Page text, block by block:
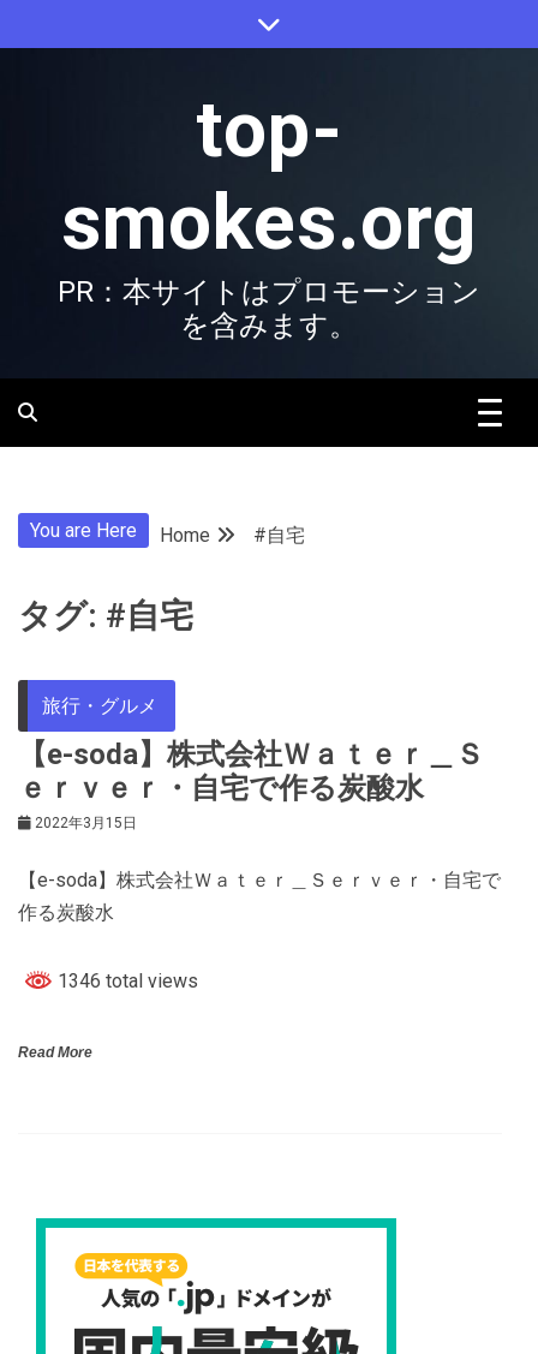
to
top-
smokes.org
PR：本サイトはプロモーション
を含みます。
You are Here Home #自宅
タグ: #自宅
旅行・グルメ
【e-soda】株式会社Ｗａｔｅｒ＿Ｓ
ｅｒｖｅｒ・自宅で作る炭酸水
2022年3月15日
【e-soda】株式会社Ｗａｔｅｒ＿Ｓｅｒｖｅｒ・自宅で
作る炭酸水
1346 total views
Read More